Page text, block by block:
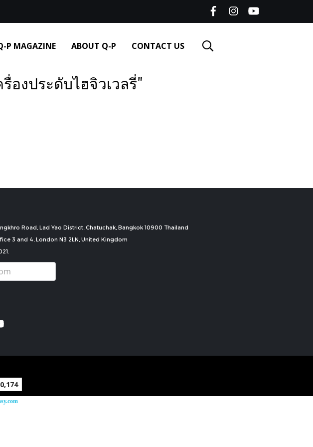
P MAGAZINE ABOUT Q-P CONTACT US
องประดับไฮจิวเวลรี่"
Road, Lad Yao District, Chatuchak, Bangkok 10900 Thailand
3 and 4, London N3 2LN, United Kingdom